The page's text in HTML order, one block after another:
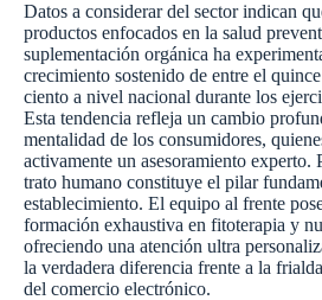
Datos a considerar del sector indican
productos enfocados en la salud
suplementación orgánica ha
crecimiento sostenido de entre el
ciento a nivel nacional durante los
Esta tendencia refleja un cambio
mentalidad de los consumidores,
activamente un asesoramiento experto.
trato humano constituye el pilar
establecimiento. El equipo al frente
formación exhaustiva en fitoterapia y
ofreciendo una atención ultra
la verdadera diferencia frente a la
del comercio electrónico.